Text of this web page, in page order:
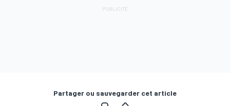
Partager ou sauvegarder cet article